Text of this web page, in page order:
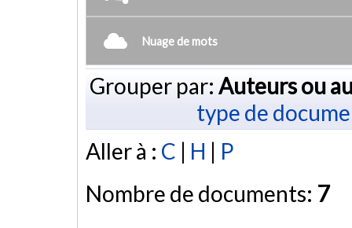
Nuage de mots
Grouper par: Auteurs ou
type de
Aller à : C | H | P
Nombre de documents: 7